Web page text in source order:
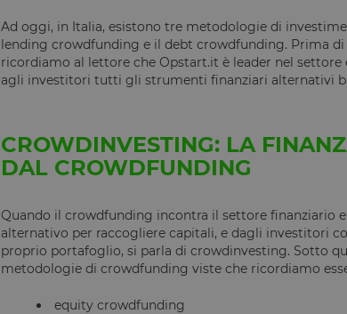
Ad oggi, in Italia, esistono tre metodologie di
lending crowdfunding e il debt crowdfunding. Prima
ricordiamo al lettore che Opstart.it è leader nel
agli investitori tutti gli strumenti finanziari alternativi
CROWDINVESTING: LA
DAL CROWDFUNDING
Quando il crowdfunding incontra il settore finanziario
alternativo per raccogliere capitali, e dagli investitori
proprio portafoglio, si parla di crowdinvesting. Sotto
metodologie di crowdfunding viste che ricordiamo
equity crowdfunding